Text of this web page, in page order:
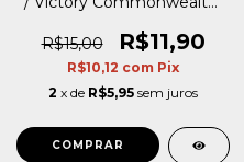
R$15,00
R$11,90
R$10,12 com Pix
2 x de R$5,95 sem juros